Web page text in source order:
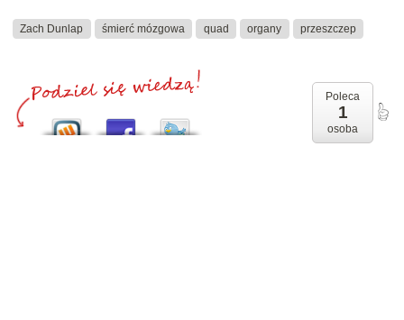
Zach Dunlap śmierć mózgowa quad organy przeszczep
Poleca
1
osoba